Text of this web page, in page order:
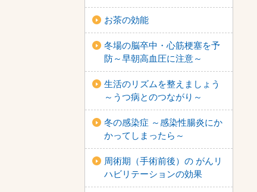
お茶の効能
冬場の脳卒中・心筋梗塞を予
防～早朝高血圧に注意～
生活のリズムを整えましょう
～うつ病とのつながり～
冬の感染症 ～感染性腸炎にか
かってしまったら～
周術期（手術前後）の がんリ
ハビリテーションの効果